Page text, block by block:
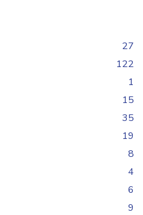
27
122
1
15
35
19
8
4
6
9